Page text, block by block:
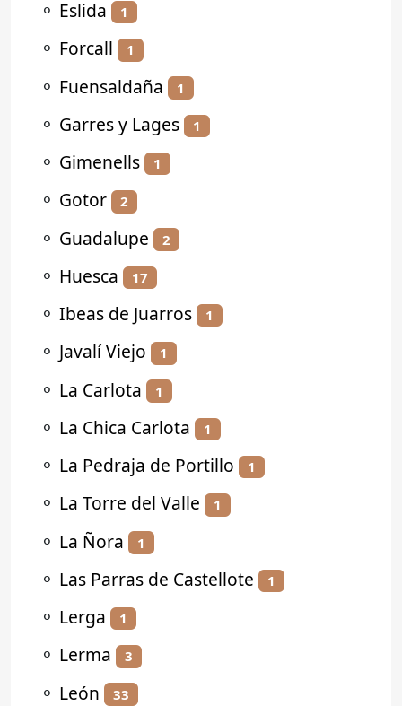
⚬ Eslida 1
⚬ Forcall 1
⚬ Fuensaldaña 1
⚬ Garres y Lages 1
⚬ Gimenells 1
⚬ Gotor 2
⚬ Guadalupe 2
⚬ Huesca 17
⚬ Ibeas de Juarros 1
⚬ Javalí Viejo 1
⚬ La Carlota 1
⚬ La Chica Carlota 1
⚬ La Pedraja de Portillo 1
⚬ La Torre del Valle 1
⚬ La Ñora 1
⚬ Las Parras de Castellote 1
⚬ Lerga 1
⚬ Lerma 3
⚬ León 33